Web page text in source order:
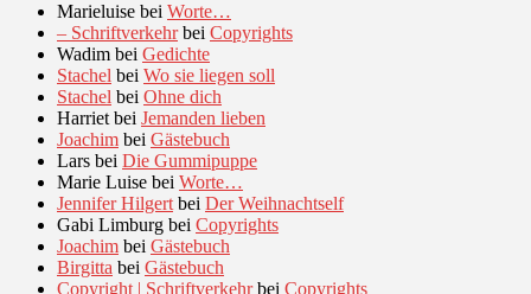
Marieluise bei Worte…
– Schriftverkehrbei Copyrights
Wadim bei Gedichte
Stachel bei Wo sie liegen soll
Stachel bei Ohne dich
Harriet bei Jemanden lieben
Joachim bei Gästebuch
Lars bei Die Gummipuppe
Marie Luise bei Worte…
Jennifer Hilgert bei Der Weihnachtself
Gabi Limburg bei Copyrights
Joachim bei Gästebuch
Birgitta bei Gästebuch
Copyright | Schriftverkehrbei Copyrights